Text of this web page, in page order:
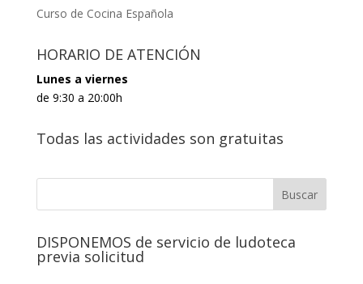
Curso de Cocina Española
HORARIO DE ATENCIÓN
Lunes a viernes
de 9:30 a 20:00h
Todas las actividades son gratuitas
DISPONEMOS de servicio de ludoteca
previa solicitud